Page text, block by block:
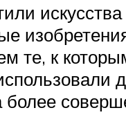
те, к